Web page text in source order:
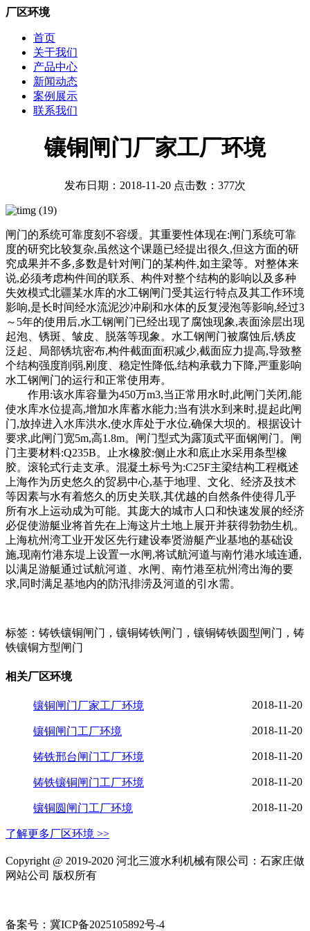
厂区环境
首页
关于我们
产品中心
新闻动态
案例展示
联系我们
镶铜闸门厂家工厂环境
发布日期：2018-11-20 点击数：377次
闸门的系统可靠度刻不容缓。其重要性体现在:闸门系统可靠
度的研究比较复杂,虽然这个课题已经提出很久,但这方面的研
究成果并不多,多数是针对闸门的某构件,如主梁等。对整体来
说,必须考虑构件间的联系、构件对整个结构的影响以及多种
失效模式北疆某水库的水工钢闸门受其运行特点及其工作环境
影响,是长时间经水流泥沙冲刷和水体的反复浸泡等影响,经过3
～5年的使用后,水工钢闸门已经出现了腐蚀现象,表面涂层出现
起泡、锈斑、皱皮、脱落等现象。水工钢闸门被腐蚀后,锈皮
泛起、局部锈坑密布,构件截面面积减少,截面应力提高,导致整
个结构强度削弱,刚度、稳定性降低,结构承载力下降,严重影响
水工钢闸门的运行和正常使用寿。
作用:该水库容量为450万m3,当正常用水时,此闸门关闭,能
使水库水位提高,增加水库蓄水能力;当有洪水到来时,提起此闸
门,放掉进入水库洪水,使水库处于水位,确保大坝的。根据设计
要求,此闸门宽5m,高1.8m。闸门型式为露顶式平面钢闸门。闸
门主要材料:Q235B。止水橡胶:侧止水和底止水采用条型橡
胶。滚轮式行走支承。混凝土标号为:C25F主梁结构工程概述
上海作为历史悠久的贸易中心,基于地理、文化、经济及技术
等因素与水有着悠久的历史关联,其优越的自然条件使得几乎
所有水上运动成为可能。其庞大的城市人口和快速发展的经济
必促使游艇业将首先在上海这片土地上展开并获得勃勃生机。
上海杭州湾工业开发区先行建设奉贤游艇产业基地的基础设
施,现南竹港东堤上设置一水闸,将试航河道与南竹港水域连通,
以满足游艇通过试航河道、水闸、南竹港至杭州湾出海的要
求,同时满足基地内的防汛排涝及河道的引水需。
标签：铸铁镶铜闸门，镶铜铸铁闸门，镶铜铸铁圆型闸门，铸
铁镶铜方型闸门
相关厂区环境
镶铜闸门厂家工厂环境 2018-11-20
镶铜闸门工厂环境 2018-11-20
铸铁邢台闸门工厂环境 2018-11-20
铸铁镶铜闸门工厂环境 2018-11-20
镶铜圆闸门工厂环境 2018-11-20
了解更多厂区环境 >>
Copyright @ 2019-2020 河北三渡水利机械有限公司：石家庄做
网站公司 版权所有
备案号：冀ICP备2025105892号-4